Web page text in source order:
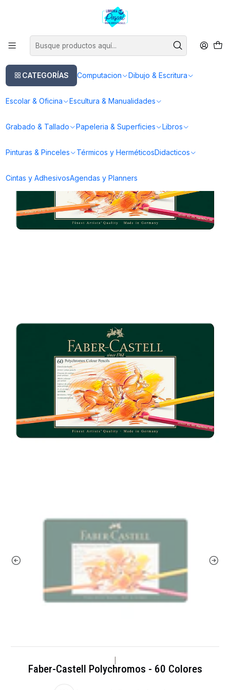
CATEGORÍAS Computacion Dibujo & Escritura
Escolar & Oficina Escultura & Manualidades
Grabado & Tallado Papeleria & Superficies Libros
Pinturas & Pinceles Térmicos y HerméticosDidacticos
Cintas y AdhesivosAgendas y Planners
Este es el texto del slide
Faber-Castell Polychromos - 60 Colores
Faber-Castell Polychromos - 60 Colores